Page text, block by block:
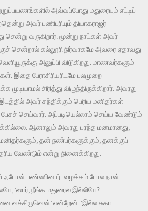
அவ்வப்போது மதுரையும் எட்டிப்
அவர் பணிபுரியும் தியாகராஜர்
சென்று வருகிறார். மூன்று நாட்கள் அவர்
சென்றால் கல்லூரி நிர்வாகமே அவரை ஏதாவது
அனுப்பி விடுகிறது. மாணவர்களும்
இதை பேராசிரியரிடமே பலமுறை
சிரித்து விழுந்திருக்கிறார். அவரது
அவர் சந்திக்கும் பெரிய மனிதர்கள்
செய்வார். அப்படியெல்லாம் செய்ய வேண்டும்
ஆனாலும் அவரது பரந்த மனமானது,
தன் நண்பர்களுக்கும், தனக்குப்
வேண்டும் என்று நினைக்கிறது.
ஃபோன் பண்ணினார். வழக்கம் போல நான்
‘ஸார், நீங்க மதுரைல இல்லியே?
என்றேன். ‘இல்ல சுகா.